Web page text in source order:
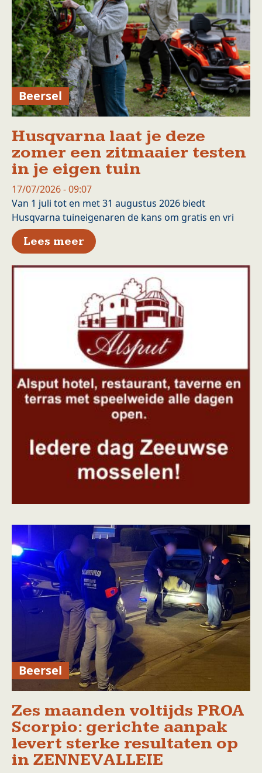
Beersel
Husqvarna laat je deze
zomer een zitmaaier testen
in je eigen tuin
17/07/2026 - 09:07
Van 1 juli tot en met 31 augustus 2026 biedt
Husqvarna tuineigenaren de kans om gratis en vri
Lees meer over Husqvarna laat je deze
Beersel
Zes maanden voltijds PROA
Scorpio: gerichte aanpak
levert sterke resultaten op
in ZENNEVALLEIE